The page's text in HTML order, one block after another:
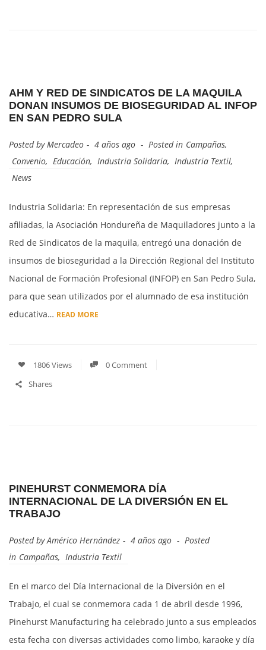
AHM Y RED DE SINDICATOS DE LA MAQUILA
DONAN INSUMOS DE BIOSEGURIDAD AL INFOP
EN SAN PEDRO SULA
Posted by Mercadeo 4 años ago Posted in Campañas,
Convenio, Educación, Industria Solidaria, Industria Textil,
News
Industria Solidaria: En representación de sus empresas
afiliadas, la Asociación Hondureña de Maquiladores junto a la
Red de Sindicatos de la maquila, entregó una donación de
insumos de bioseguridad a la Dirección Regional del Instituto
Nacional de Formación Profesional (INFOP) en San Pedro Sula,
para que sean utilizados por el alumnado de esa institución
educativa… READ MORE
1806 Views
0 Comment
Shares
PINEHURST CONMEMORA DÍA
INTERNACIONAL DE LA DIVERSIÓN EN EL
TRABAJO
Posted byAmérico Hernández 4 años ago
Posted
in Campañas, Industria Textil
En el marco del Día Internacional de la Diversión en el
Trabajo, el cual se conmemora cada 1 de abril desde 1996,
Pinehurst Manufacturing ha celebrado junto a sus empleados
esta fecha con diversas actividades como limbo, karaoke y día